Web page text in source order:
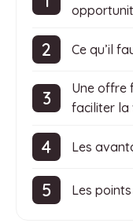
Ce qu’il
Une offre
faciliter la
Les
Les